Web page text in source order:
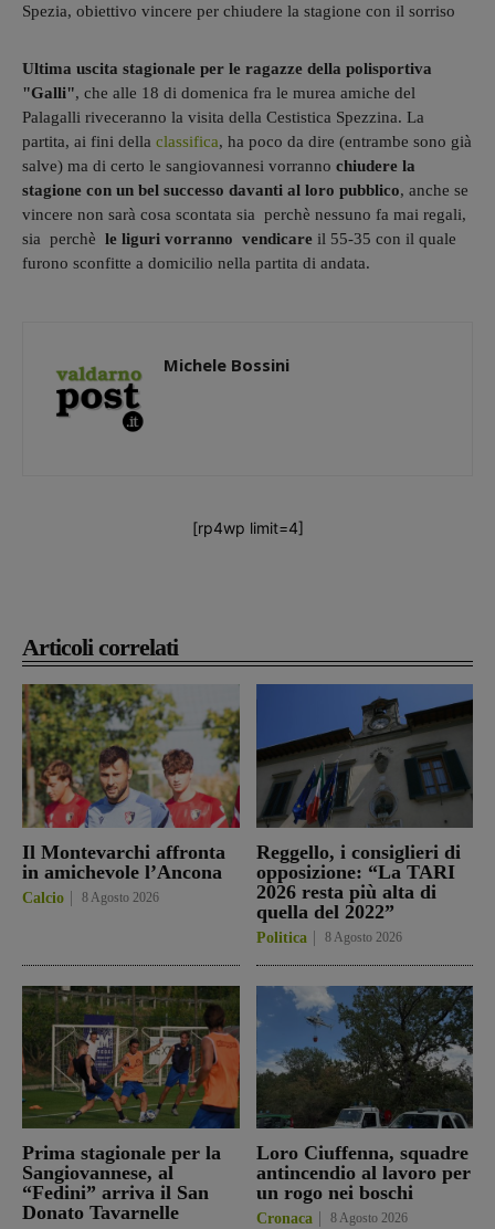
Articoli correlati
Il Montevarchi affronta
in amichevole l’Ancona
Calcio 8 Agosto 2026
Reggello, i consiglieri di
opposizione: “La TARI
2026 resta più alta di
quella del 2022”
Politica 8 Agosto 2026
Prima stagionale per la
Sangiovannese, al
“Fedini” arriva il San
Donato Tavarnelle
Loro Ciuffenna, squadre
antincendio al lavoro per
un rogo nei boschi
Cronaca 8 Agosto 2026
Spezia, obiettivo vincere per chiudere la stagione con il sorriso
Ultima uscita stagionale per le ragazze della polisportiva
"Galli", che alle 18 di domenica fra le murea amiche del
Palagalli riveceranno la visita della Cestistica Spezzina. La
partita, ai fini della classifica, ha poco da dire (entrambe sono già
salve) ma di certo le sangiovannesi vorranno chiudere la
stagione con un bel successo davanti al loro pubblico, anche se
vincere non sarà cosa scontata sia perchè nessuno fa mai regali,
sia perchè le liguri vorranno vendicare il 55-35 con il quale
furono sconfitte a domicilio nella partita di andata.
Michele Bossini
[rp4wp limit=4]